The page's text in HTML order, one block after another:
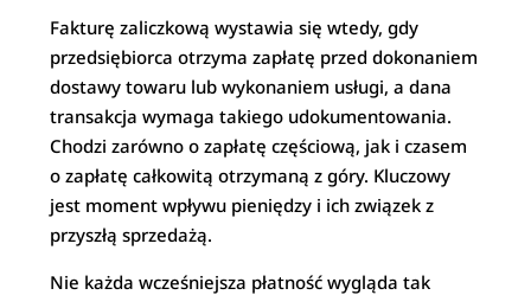
Fakturę zaliczkową wystawia się wtedy, gdy
przedsiębiorca otrzyma zapłatę przed dokonaniem
dostawy towaru lub wykonaniem usługi, a dana
transakcja wymaga takiego udokumentowania.
Chodzi zarówno o zapłatę częściową, jak i czasem
o zapłatę całkowitą otrzymaną z góry. Kluczowy
jest moment wpływu pieniędzy i ich związek z
przyszłą sprzedażą.
Nie każda wcześniejsza płatność wygląda tak